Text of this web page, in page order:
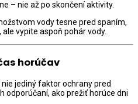
– nie až po skončení aktivity.
vody tesne pred spaním,
vypite aspoň pohár vody.
horúčav
jediný faktor ochrany pred
odporúčaní, ako prežiť horúce dni